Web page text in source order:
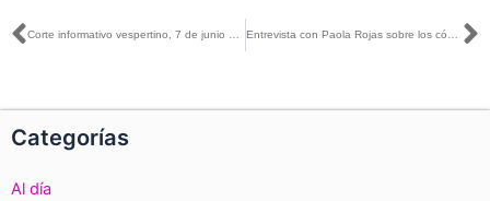
Ant
Categorías
Al día